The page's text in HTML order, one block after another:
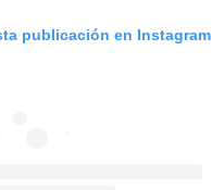
publicación en Instagram